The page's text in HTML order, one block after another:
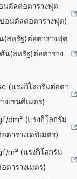
นดัลต่อตารางฟุต
อนดัลต่อตารางฟุต)
(สหรัฐ)ต่อตารางฟุต
น(สหรัฐ)ต่อตาราง
(แรงกิโลกรัมต่อตา
งเซนติเมตร)
dm² (แรงกิโลกรัม
ตารางเดซิเมตร)
m² (แรงกิโลกรัม
ตารางเมตร)